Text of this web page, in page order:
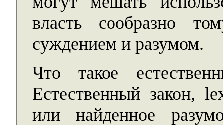
власть сообразно
суждением и разумом.
Что такое
Естественный закон,
или найденное